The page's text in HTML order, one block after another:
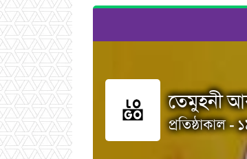
তেমুহনী
প্রতিষ্ঠাকাল -